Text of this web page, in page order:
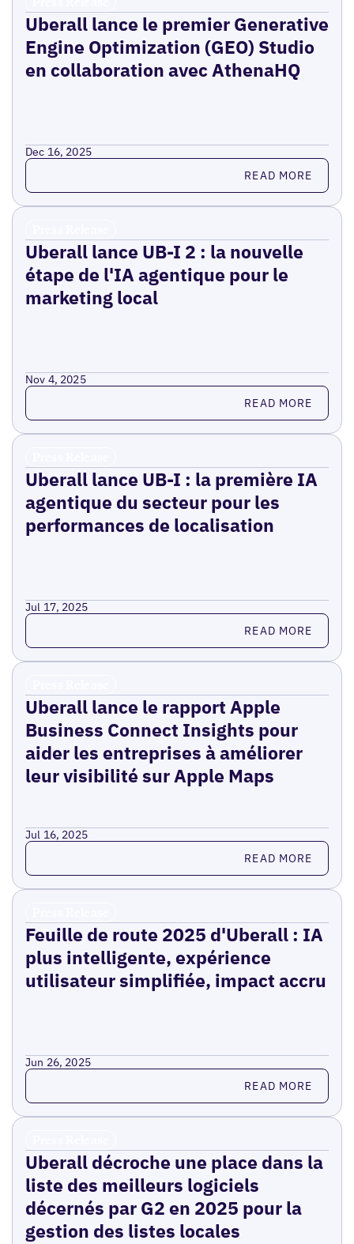
Uberall lance le premier Generative
Engine Optimization (GEO) Studio
en collaboration avec AthenaHQ
Dec 16, 2025
Read more READ MORE
Uberall lance UB-I 2 : la nouvelle
étape de l'IA agentique pour le
marketing local
Nov 4, 2025
Read more READ MORE
Uberall lance UB-I : la première IA
agentique du secteur pour les
performances de localisation
Jul 17, 2025
Read more READ MORE
Uberall lance le rapport Apple
Business Connect Insights pour
aider les entreprises à améliorer
leur visibilité sur Apple Maps
Jul 16, 2025
Read more READ MORE
Feuille de route 2025 d'Uberall : IA
plus intelligente, expérience
utilisateur simplifiée, impact accru
Jun 26, 2025
Read more READ MORE
Uberall décroche une place dans la
liste des meilleurs logiciels
décernés par G2 en 2025 pour la
gestion des listes locales